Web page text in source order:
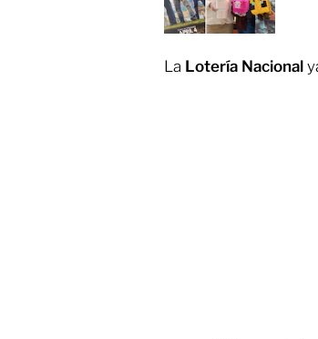
La Lotería Nacional